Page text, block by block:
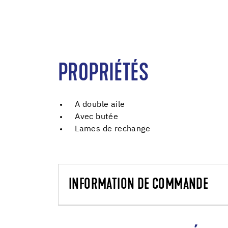
PROPRIÉTÉS
A double aile
Avec butée
Lames de rechange
INFORMATION DE COMMANDE